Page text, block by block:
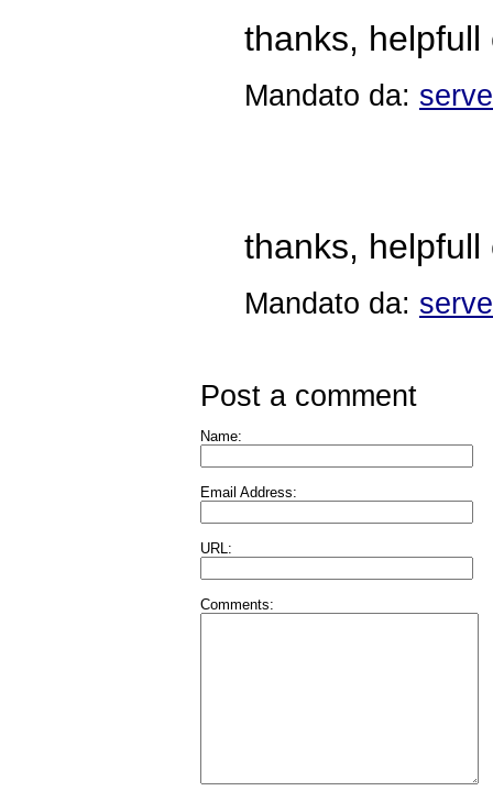
thanks, helpfull
Mandato da:
thanks, helpfull
Mandato da:
Post a comment
Name:
Email Address:
URL:
Comments: